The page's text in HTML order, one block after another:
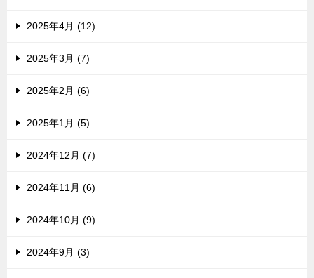
2025年4月 (12)
2025年3月 (7)
2025年2月 (6)
2025年1月 (5)
2024年12月 (7)
2024年11月 (6)
2024年10月 (9)
2024年9月 (3)